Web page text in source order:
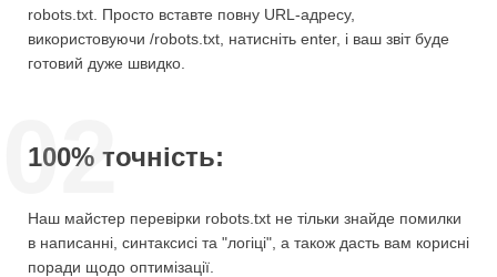
robots.txt. Просто вставте повну URL-адресу,
використовуючи /robots.txt, натисніть enter, і ваш звіт буде
готовий дуже швидко.
02
100% точність:
Наш майстер перевірки robots.txt не тільки знайде помилки
в написанні, синтаксисі та "логіці", а також дасть вам корисні
поради щодо оптимізації.